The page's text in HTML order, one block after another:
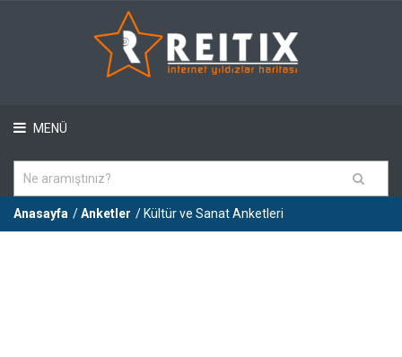
MENÜ
Anasayfa /Anketler / Kültür ve Sanat Anketleri